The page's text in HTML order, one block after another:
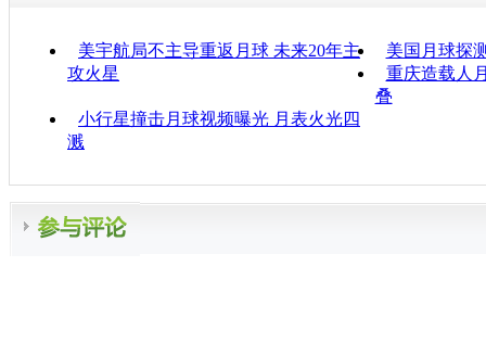
美宇航局不主导重返月球 未来20年主
攻火星
美国月球探
重庆造载人
叠
小行星撞击月球视频曝光 月表火光四
溅